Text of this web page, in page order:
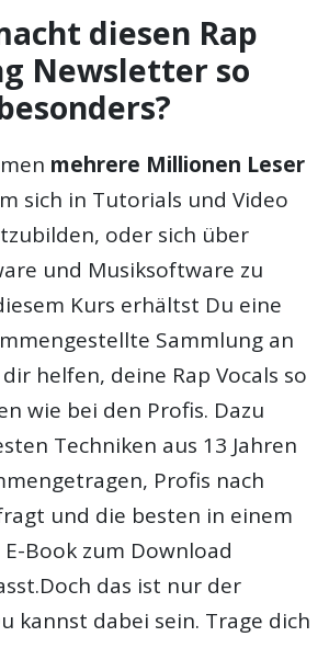
diesen Rap
Newsletter so
mehrere Millionen Leser
sich in Tutorials und Video
oder sich über
und Musiksoftware zu
Kurs erhältst Du eine
Sammlung an
helfen, deine Rap Vocals so
wie bei den Profis. Dazu
Techniken aus 13 Jahren
Profis nach
und die besten in einem
Book zum Download
das ist nur der
kannst dabei sein. Trage dich